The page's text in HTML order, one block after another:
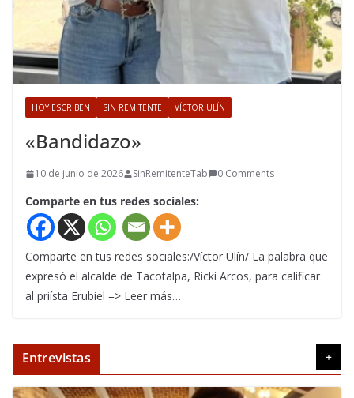
HOY ESCRIBEN SIN REMITENTE VÍCTOR ULÍN
«Bandidazo»
10 de junio de 2026 SinRemitenteTab 0 Comments
Comparte en tus redes sociales:
Comparte en tus redes sociales:/Víctor Ulín/ La palabra que
expresó el alcalde de Tacotalpa, Ricki Arcos, para calificar
al priísta Erubiel => Leer más…
Entrevistas +